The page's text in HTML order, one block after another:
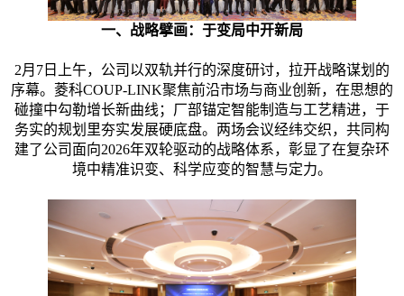
一、战略擘画：于变局中开新局
2月7日上午，公司以双轨并行的深度研讨，拉开战略谋划的
序幕。菱科COUP-LINK聚焦前沿市场与商业创新，在思想的
碰撞中勾勒增长新曲线；厂部锚定智能制造与工艺精进，于
务实的规划里夯实发展硬底盘。两场会议经纬交织，共同构
建了公司面向2026年双轮驱动的战略体系，彰显了在复杂环
境中精准识变、科学应变的智慧与定力。